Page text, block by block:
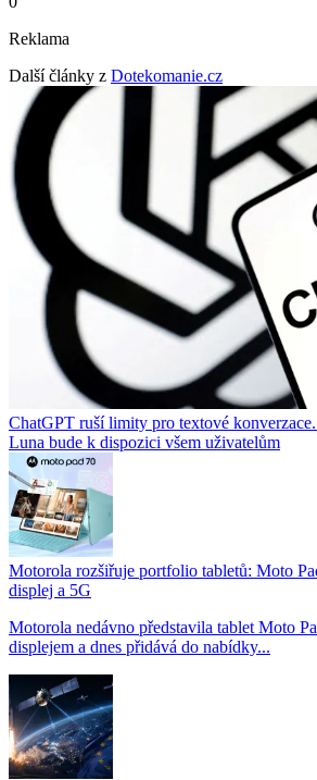
Reklama
Další články z Dotekomanie.cz
ChatGPT ruší limity pro textové
Luna bude k dispozici všem uživatelům
Motorola rozšiřuje portfolio tabletů: Moto
displej a 5G
Motorola nedávno představila tablet Moto
displejem a dnes přidává do nabídky...